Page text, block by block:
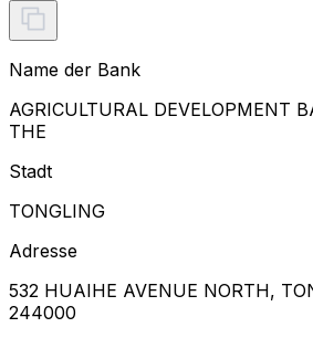
Name der Bank
AGRICULTURAL DEVELOPMENT
THE
Stadt
TONGLING
Adresse
532 HUAIHE AVENUE NORTH,
244000